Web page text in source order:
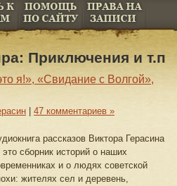
Приключения и т.п
я!», «Свидание с Волгой»,
47 комментариев »
рассказов Виктора Герасина
сборник историй о наших
и о людях советской
жителях сел и деревень,